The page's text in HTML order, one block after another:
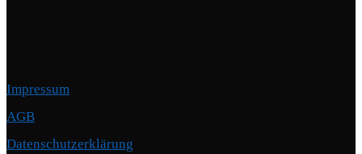
Impressum
AGB
Datenschutzerklärung